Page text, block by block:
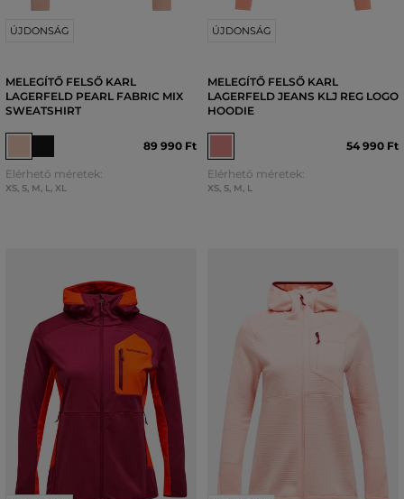
ÚJDONSÁG
MELEGÍTŐ FELSŐ KARL
LAGERFELD PEARL FABRIC MIX
SWEATSHIRT
89 990 Ft
Elérhető méretek:
XS, S, M, L, XL
ÚJDONSÁG
MELEGÍTŐ FELSŐ KARL
LAGERFELD JEANS KLJ REG LOGO
HOODIE
54 990 Ft
Elérhető méretek:
XS, S, M, L